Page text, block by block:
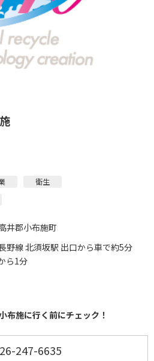
衛生
井郡小布施町
野線 北須坂駅 出口から車で約5分
ら1分
布施に行く前にチェック！
247-6635